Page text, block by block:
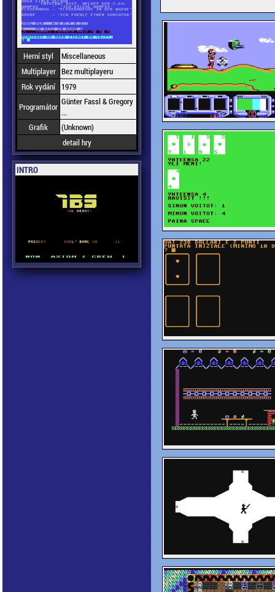
Herní styl
Miscellaneous
Multiplayer Bez multiplayeru
Rok vydání
1979
Programátor Günter Fassl & Gregory
...
Grafik
(Unknown)
detail hry
INTRO